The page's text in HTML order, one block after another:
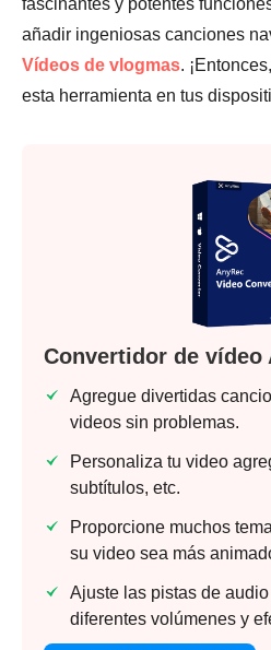
añadir ingeniosas canciones
Vídeos de vlogmas.
esta herramienta en tus
Convertidor de vídeo
Agregue divertidas
videos sin problemas.
Personaliza tu video
subtítulos, etc.
Proporcione muchos
su video sea más
Ajuste las pistas de
diferentes volúmenes y